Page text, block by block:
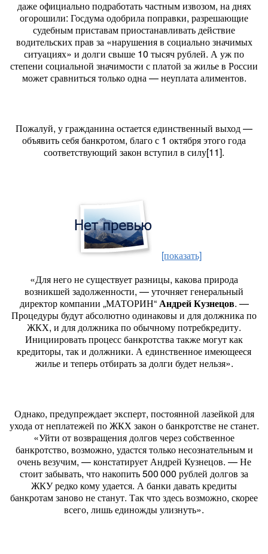
даже официально подработать частным извозом, на днях
огорошили: Госдума одобрила поправки, разрешающие
судебным приставам приостанавливать действие
водительских прав за «нарушения в социально значимых
ситуациях» и долги свыше 10 тысяч рублей. А уж по
степени социальной значимости с платой за жилье в России
может сравниться только одна — неуплата алиментов.
Пожалуй, у гражданина остается единственный выход —
объявить себя банкротом, благо с 1 октября этого года
соответствующий закон вступил в силу[11].
[показать]
«Для него не существует разницы, какова природа
возникшей задолженности, — уточняет генеральный
директор компании „МАТОРИН“Андрей Кузнецов. —
Процедуры будут абсолютно одинаковы и для должника по
ЖКХ, и для должника по обычному потребкредиту.
Инициировать процесс банкротства также могут как
кредиторы, так и должники. А единственное имеющееся
жилье и теперь отбирать за долги будет нельзя».
Однако, предупреждает эксперт, постоянной лазейкой для
ухода от неплатежей по ЖКХ закон о банкротстве не станет.
«Уйти от возвращения долгов через собственное
банкротство, возможно, удастся только несознательным и
очень везучим, — констатирует Андрей Кузнецов. — Не
стоит забывать, что накопить 500 000 рублей долгов за
ЖКУ редко кому удается. А банки давать кредиты
банкротам заново не станут. Так что здесь возможно, скорее
всего, лишь единожды улизнуть».